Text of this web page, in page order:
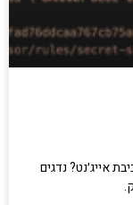
אייג׳נט? נדגים